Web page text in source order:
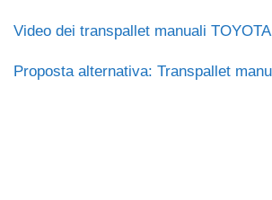
Video dei transpallet manuali TOYOTA
Proposta alternativa: Transpallet